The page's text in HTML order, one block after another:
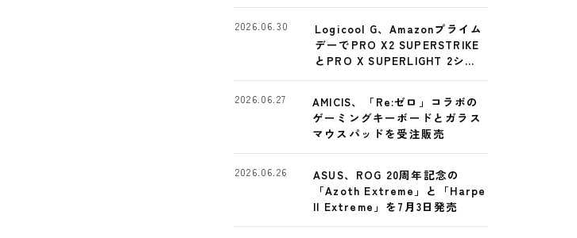
Logicool G、Amazonプライム
デーでPRO X2 SUPERSTRIKE
とPRO X SUPERLIGHT 2シリ
ーズを特別価格に
2026.06.30
AMICIS、「Re:ゼロ」コラボの
ゲーミングキーボードとガラス
マウスパッドを受注販売
2026.06.27
ASUS、ROG 20周年記念の
「Azoth Extreme」と「Harpe
II Extreme」を7月3日発売
2026.06.26